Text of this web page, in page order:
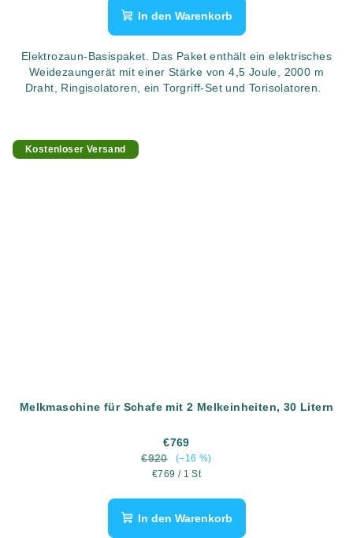
In den Warenkorb
Elektrozaun-Basispaket. Das Paket enthält ein elektrisches
Weidezaungerät mit einer Stärke von 4,5 Joule, 2000 m
Draht, Ringisolatoren, ein Torgriff-Set und Torisolatoren.
Kostenloser Versand
Melkmaschine für Schafe mit 2 Melkeinheiten, 30 Litern
€769
€920
(–16 %)
Verkaufspreis:
€769 / 1 St
In den Warenkorb